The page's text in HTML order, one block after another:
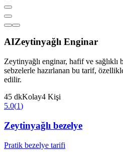
AIZeytinyağlı Enginar
Zeytinyağlı enginar, hafif ve
sebzelerle hazırlanan bu tarif,
edilir.
45 dkKolay4 Kişi
5.0(1)
Zeytinyağlı bezelye
Pratik bezelye tarifi